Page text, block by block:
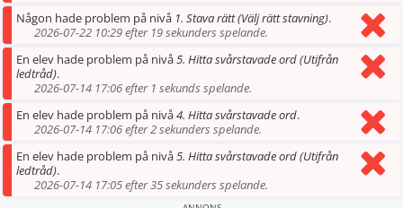
Någon hade problem på nivå 1. Stava rätt (Välj rätt stavning).
2026-07-22 10:29 efter 19 sekunders spelande.
En elev hade problem på nivå5. Hitta svårstavade ord (Utifrån
ledtråd).
2026-07-14 17:06 efter 1 sekunds spelande.
En elev hade problem på nivå4. Hitta svårstavade ord.
2026-07-14 17:06 efter 2 sekunders spelande.
En elev hade problem på nivå5. Hitta svårstavade ord (Utifrån
ledtråd).
2026-07-14 17:05 efter 35 sekunders spelande.